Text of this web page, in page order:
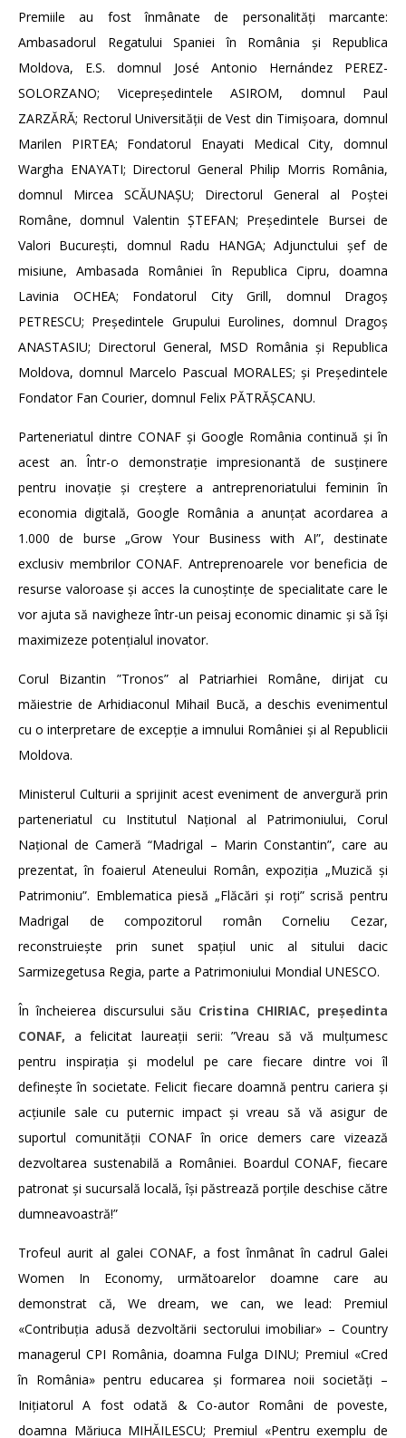
Premiile au fost înmânate de personalități marcante:
Ambasadorul Regatului Spaniei în România și Republica
Moldova, E.S. domnul José Antonio Hernández PEREZ-
SOLORZANO; Vicepreședintele ASIROM, domnul Paul
ZARZĂRĂ; Rectorul Universității de Vest din Timișoara, domnul
Marilen PIRTEA; Fondatorul Enayati Medical City, domnul
Wargha ENAYATI; Directorul General Philip Morris România,
domnul Mircea SCĂUNAȘU; Directorul General al Poștei
Române, domnul Valentin ȘTEFAN; Președintele Bursei de
Valori Bucureşti, domnul Radu HANGA; Adjunctului șef de
misiune, Ambasada României în Republica Cipru, doamna
Lavinia OCHEA; Fondatorul City Grill, domnul Dragoș
PETRESCU; Președintele Grupului Eurolines, domnul Dragoș
ANASTASIU; Directorul General, MSD România și Republica
Moldova, domnul Marcelo Pascual MORALES; și Președintele
Fondator Fan Courier, domnul Felix PĂTRĂȘCANU.
Parteneriatul dintre CONAF și Google România continuă și în
acest an. Într-o demonstrație impresionantă de susținere
pentru inovație și creștere a antreprenoriatului feminin în
economia digitală, Google România a anunțat acordarea a
1.000 de burse „Grow Your Business with AI”, destinate
exclusiv membrilor CONAF. Antreprenoarele vor beneficia de
resurse valoroase și acces la cunoștințe de specialitate care le
vor ajuta să navigheze într-un peisaj economic dinamic și să își
maximizeze potențialul inovator.
Corul Bizantin ”Tronos” al Patriarhiei Române, dirijat cu
măiestrie de Arhidiaconul Mihail Bucă, a deschis evenimentul
cu o interpretare de excepție a imnului României și al Republicii
Moldova.
Ministerul Culturii a sprijinit acest eveniment de anvergură prin
parteneriatul cu Institutul Național al Patrimoniului, Corul
Național de Cameră “Madrigal – Marin Constantin”, care au
prezentat, în foaierul Ateneului Român, expoziția „Muzică și
Patrimoniu”. Emblematica piesă „Flăcări și roți” scrisă pentru
Madrigal de compozitorul român Corneliu Cezar,
reconstruiește prin sunet spațiul unic al sitului dacic
Sarmizegetusa Regia, parte a Patrimoniului Mondial UNESCO.
În încheierea discursului său Cristina CHIRIAC, președinta
CONAF, a felicitat laureații serii: ”Vreau să vă mulțumesc
pentru inspirația și modelul pe care fiecare dintre voi îl
definește în societate. Felicit fiecare doamnă pentru cariera și
acțiunile sale cu puternic impact și vreau să vă asigur de
suportul comunității CONAF în orice demers care vizează
dezvoltarea sustenabilă a României. Boardul CONAF, fiecare
patronat și sucursală locală, își păstrează porțile deschise către
dumneavoastră!”
Trofeul aurit al galei CONAF, a fost înmânat în cadrul Galei
Women In Economy, următoarelor doamne care au
demonstrat că, We dream, we can, we lead: Premiul
«Contribuția adusă dezvoltării sectorului imobiliar» – Country
managerul CPI România, doamna Fulga DINU; Premiul «Cred
în România» pentru educarea și formarea noii societăți –
Inițiatorul A fost odată & Co-autor Români de poveste,
doamna Măriuca MIHĂILESCU; Premiul «Pentru exemplu de